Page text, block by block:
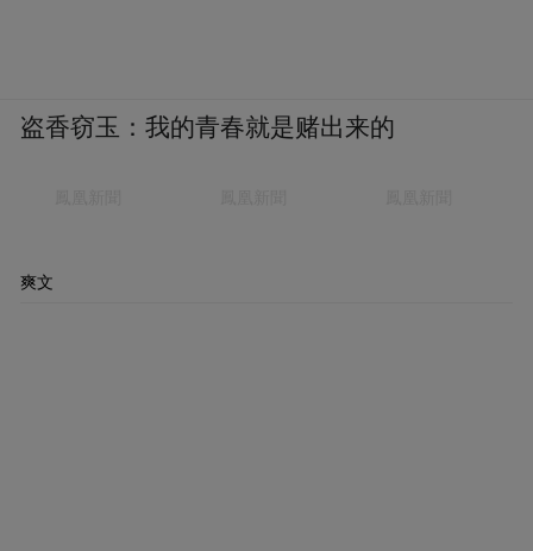
盗香窃玉：我的青春就是赌出来的
爽文